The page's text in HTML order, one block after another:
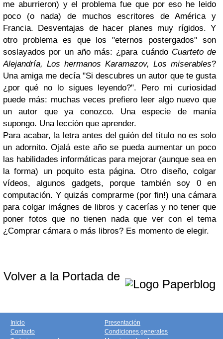
me aburrieron) y el problema fue que por eso he leido
poco (o nada) de muchos escritores de América y
Francia. Desventajas de hacer planes muy rígidos. Y
otro problema es que los "eternos postergados" son
soslayados por un año más: ¿para cuándo Cuarteto de
Alejandría, Los hermanos Karamazov, Los miserables?
Una amiga me decía "Si descubres un autor que te gusta
¿por qué no lo sigues leyendo?". Pero mi curiosidad
puede más: muchas veces prefiero leer algo nuevo que
un autor que ya conozco. Una especie de manía
supongo. Una lección que aprender.
Para acabar, la letra antes del guión del título no es solo
un adornito. Ojalá este año se pueda aumentar un poco
las habilidades informáticas para mejorar (aunque sea en
la forma) un poquito esta página. Otro diseño, colgar
vídeos, algunos gadgets, porque también soy 0 en
computación. Y quizás comprarme (por fin!) una cámara
para colgar imágnes de libros y cacerías y no tener que
poner fotos que no tienen nada que ver con el tema
¿Comprar cámara o más libros? Es momento de elegir.
Volver a la Portada de
Inicio
Contacto
Presentación
Condiciones generales